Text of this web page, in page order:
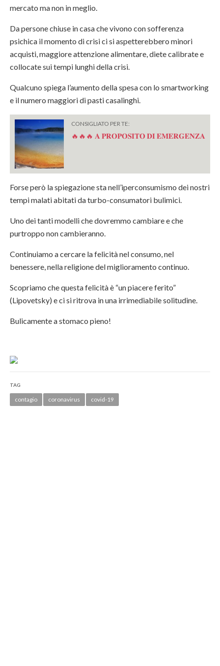
mercato ma non in meglio.
Da persone chiuse in casa che vivono con sofferenza
psichica il momento di crisi ci si aspetterebbero minori
acquisti, maggiore attenzione alimentare, diete calibrate e
collocate sui tempi lunghi della crisi.
Qualcuno spiega l’aumento della spesa con lo smartworking
e il numero maggiori di pasti casalinghi.
CONSIGLIATO PER TE:
🔥🔥🔥 𝐀 𝐏𝐑𝐎𝐏𝐎𝐒𝐈𝐓𝐎 𝐃𝐈 𝐄𝐌𝐄𝐑𝐆𝐄𝐍𝐙𝐀
Forse però la spiegazione sta nell’iperconsumismo dei nostri
tempi malati abitati da turbo-consumatori bulimici.
Uno dei tanti modelli che dovremmo cambiare e che
purtroppo non cambieranno.
Continuiamo a cercare la felicità nel consumo, nel
benessere, nella religione del miglioramento continuo.
Scopriamo che questa felicità è “un piacere ferito”
(Lipovetsky) e ci si ritrova in una irrimediabile solitudine.
Bulicamente a stomaco pieno!
TAG
contagio coronavirus covid-19